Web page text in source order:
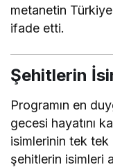
metanetin
ifade etti.
Şehitlerin
Programın en
gecesi hayatını
isimlerinin tek tek
şehitlerin isimleri